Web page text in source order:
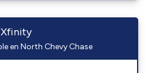
Xfinity
en North Chevy Chase